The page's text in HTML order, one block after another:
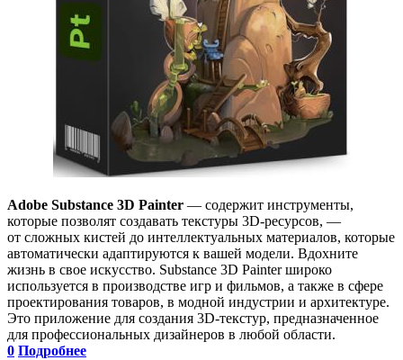
Adobe Substance 3D Painter — содержит инструменты,
которые позволят создавать текстуры 3D-ресурсов, —
от сложных кистей до интеллектуальных материалов, которые
автоматически адаптируются к вашей модели. Вдохните
жизнь в свое искусство. Substance 3D Painter широко
используется в производстве игр и фильмов, а также в сфере
проектирования товаров, в модной индустрии и архитектуре.
Это приложение для создания 3D-текстур, предназначенное
для профессиональных дизайнеров в любой области.
0 Подробнее